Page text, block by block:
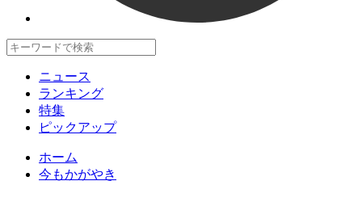
ニュース
ランキング
特集
ピックアップ
ホーム
今もかがやき